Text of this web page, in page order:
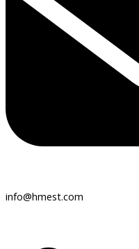
info@hmest.com